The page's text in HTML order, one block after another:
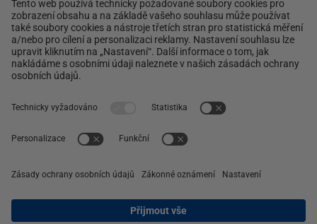
Kontakt
Ochrana osobních údajů